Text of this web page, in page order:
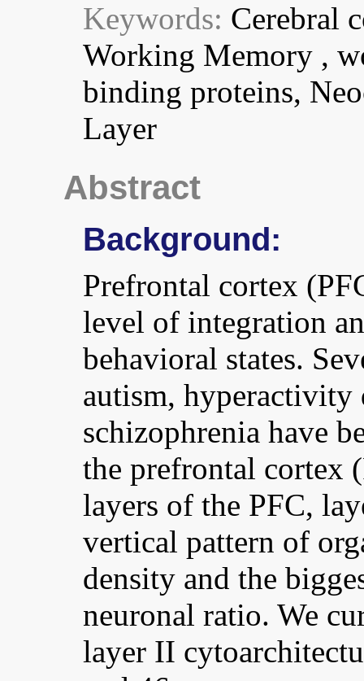
Keywords: Cerebral
Working Memory ,
binding proteins,
Layer
Abstract
Background:
Prefrontal cortex
level of integration
behavioral states.
autism, hyperactivity
schizophrenia have
the prefrontal cortex
layers of the PFC,
vertical pattern of
density and the
neuronal ratio. We
layer II